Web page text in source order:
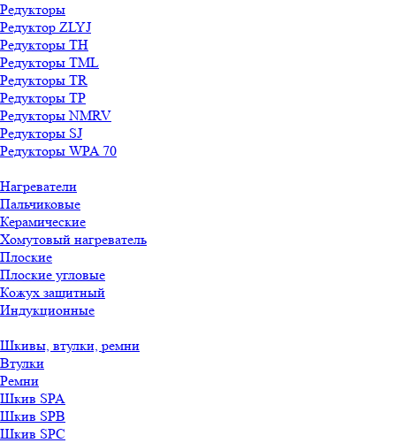
Редукторы
Редуктор ZLYJ
Редукторы TH
Редукторы TML
Редукторы TR
Редукторы TP
Редукторы NMRV
Редукторы SJ
Редукторы WPA 70
Нагреватели
Пальчиковые
Керамические
Хомутовый нагреватель
Плоские
Плоские угловые
Кожух защитный
Индукционные
Шкивы, втулки, ремни
Втулки
Ремни
Шкив SPA
Шкив SPB
Шкив SPC